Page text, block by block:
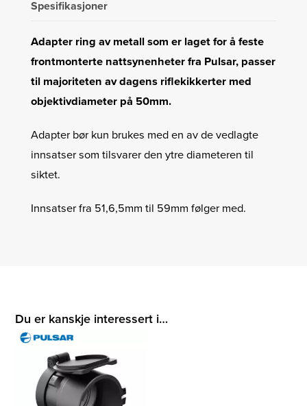
Spesifikasjoner
Adapter ring av metall som er laget for å feste
frontmonterte nattsynenheter fra Pulsar, passer
til majoriteten av dagens riflekikkerter med
objektivdiameter på 50mm.
Adapter bør kun brukes med en av de vedlagte
innsatser som tilsvarer den ytre diameteren til
siktet.
Innsatser fra 51,6,5mm til 59mm følger med.
Du er kanskje interessert i…